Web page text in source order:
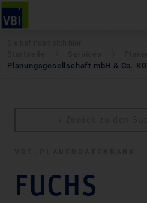
Planungsgesellschaft mbH & Co. KG
FUCHS